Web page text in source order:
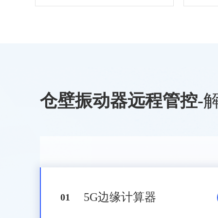
仓壁振动器远程管控-
01 5G边缘计算器